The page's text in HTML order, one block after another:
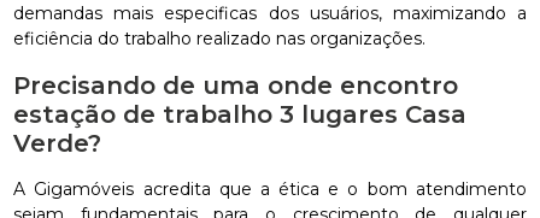
demandas mais especificas dos usuários, maximizando a
eficiência do trabalho realizado nas organizações.
Precisando de uma onde encontro
estação de trabalho 3 lugares Casa
Verde?
A Gigamóveis acredita que a ética e o bom atendimento